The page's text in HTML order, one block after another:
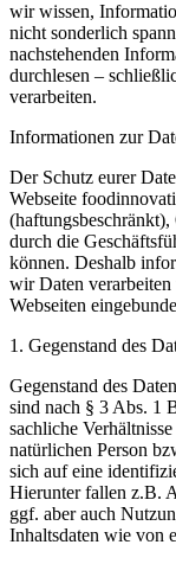
wir wissen,
nicht sonderlich
nachstehenden
durchlesen –
verarbeiten.
Informationen zur
Der Schutz eurer
Webseite
durch die
können. Deshalb
wir Daten
Webseiten
1. Gegenstand des
Gegenstand des
sind nach § 3 Abs. 1
sachliche
natürlichen Person
sich auf eine
Hierunter fallen z.B.
ggf. aber auch
Inhaltsdaten wie von